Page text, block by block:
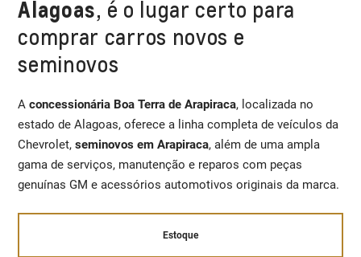
Alagoas, é o lugar certo para
comprar carros novos e
seminovos
Aconcessionária Boa Terra de Arapiraca, localizada no
estado de Alagoas, oferece a linha completa de veículos da
Chevrolet,seminovos em Arapiraca, além de uma ampla
gama de serviços, manutenção e reparos com peças
genuínas GM e acessórios automotivos originais da marca.
Estoque